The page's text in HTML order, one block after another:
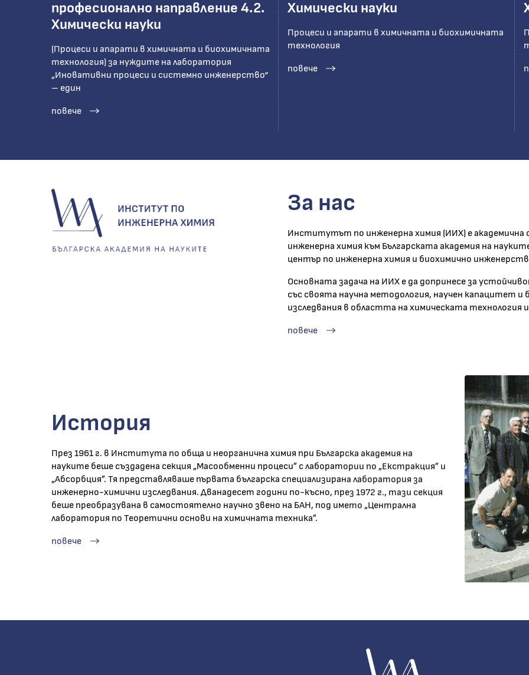
професионално направление 4.2.
Химически науки
(Процеси и апарати в химичната и биохимичната
технология) за нуждите на лаборатория
„Иновативни процеси и системно инженерство“
– един
повече
Химически науки
Процеси и апарати в химичната и биохимичната
технология
повече
За нас
Институтът по инженерна химия (ИИХ) е академична
инженерна химия към Българската академия на
център по инженерна химия и биохимично
Основната задача на ИИХ е да допринесе за
със своята научна методология, научен капацитет
изследвания в областта на химическата технология
повече
История
През 1961 г. в Института по обща и неорганична химия при Българска академия на
науките беше създадена секция „Масообменни процеси” с лаборатории по „Екстракция” и
„Абсорбция”. Тя представляваше първата българска специализирана лаборатория за
инженерно-химични изследвания. Дванадесет години по-късно, през 1972 г., тази секция
беше преобразувана в самостоятелно научно звено на БАН, под името „Централна
лаборатория по Теоретични основи на химичната техника”.
повече